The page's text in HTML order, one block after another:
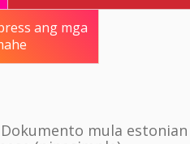
ang mga
mula estonian